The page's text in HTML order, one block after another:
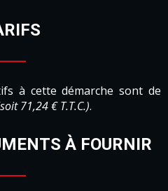
à cette démarche sont de
71,24 € T.T.C.).
À FOURNIR